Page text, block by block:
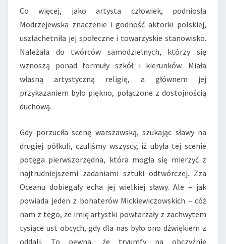
Co więcej, jako artysta człowiek, podniosła
Modrzejewska znaczenie i godność aktorki polskiej,
uszlachetniła jej społeczne i towarzyskie stanowisko.
Należała do twórców samodzielnych, którzy się
wznoszą ponad formuły szkół i kierunków. Miała
własną artystyczną religię, a głównem jej
przykazaniem było piękno, połączone z dostojnością
duchową.
Gdy porzuciła scenę warszawską, szukając sławy na
drugiej półkuli, czuliśmy wszyscy, iż ubyła tej scenie
potęga pierwszorzędna, która mogła się mierzyć z
najtrudniejszemi zadaniami sztuki odtwórczej. Zza
Oceanu dobiegały echa jej wielkiej sławy. Ale – jak
powiada jeden z bohaterów Mickiewiczowskich – cóż
nam z tego, że imię artystki powtarzały z zachwytem
tysiące ust obcych, gdy dla nas było ono dźwiękiem z
oddali. To pewna, że tryumfy na obczyźnie